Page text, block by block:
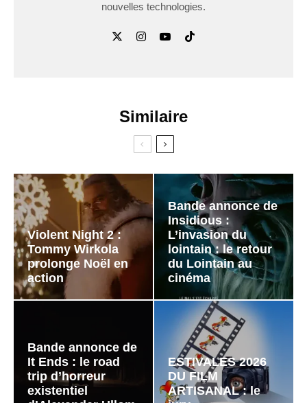
nouvelles technologies.
Similaire
Violent Night 2 :
Tommy Wirkola
prolonge Noël en
action
Bande annonce de
Insidious :
L’invasion du
lointain : le retour
du Lointain au
cinéma
Bande annonce de
It Ends : le road
trip d’horreur
existentiel
ESTIVALES 2026
DU FILM
ARTISANAL : le